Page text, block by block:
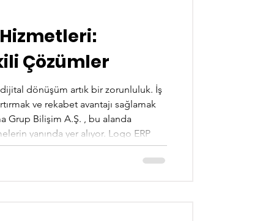
Çözümler
dönüşüm artık bir zorunluluk. İş
ve rekabet avantajı sağlamak
Grup Bilişim A.Ş. , bu alanda
yanında yer alıyor. Logo ERP
yurt içinde hem de yurt dışında
Bilişim Hizmetleri Nelerdir? Ema